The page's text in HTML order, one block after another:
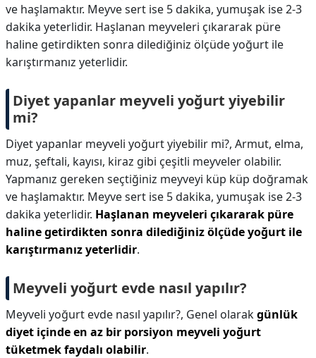
ve haşlamaktır. Meyve sert ise 5 dakika, yumuşak ise 2-3
dakika yeterlidir. Haşlanan meyveleri çıkararak püre
haline getirdikten sonra dilediğiniz ölçüde yoğurt ile
karıştırmanız yeterlidir.
Diyet yapanlar meyveli yoğurt yiyebilir
mi?
Diyet yapanlar meyveli yoğurt yiyebilir mi?, Armut, elma,
muz, şeftali, kayısı, kiraz gibi çeşitli meyveler olabilir.
Yapmanız gereken seçtiğiniz meyveyi küp küp doğramak
ve haşlamaktır. Meyve sert ise 5 dakika, yumuşak ise 2-3
dakika yeterlidir. Haşlanan meyveleri çıkararak püre
haline getirdikten sonra dilediğiniz ölçüde yoğurt ile
karıştırmanız yeterlidir.
Meyveli yoğurt evde nasıl yapılır?
Meyveli yoğurt evde nasıl yapılır?, Genel olarakgünlük
diyet içinde en az bir porsiyon meyveli yoğurt
tüketmek faydalı olabilir.